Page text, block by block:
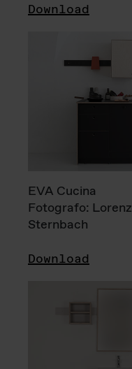
Download
EVA Cucina
Fotografo: Lorenz
Sternbach
Download